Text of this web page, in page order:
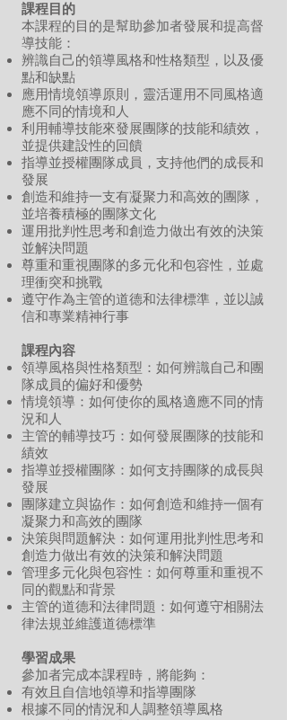
課程目的
本課程的目的是幫助參加者發展和提高督
導技能：
辨識自己的領導風格和性格類型，以及優
點和缺點
應用情境領導原則，靈活運用不同風格適
應不同的情境和人
利用輔導技能來發展團隊的技能和績效，
並提供建設性的回饋
指導並授權團隊成員，支持他們的成長和
發展
創造和維持一支有凝聚力和高效的團隊，
並培養積極的團隊文化
運用批判性思考和創造力做出有效的決策
並解決問題
尊重和重視團隊的多元化和包容性，並處
理衝突和挑戰
遵守作為主管的道德和法律標準，並以誠
信和專業精神行事
課程內容
領導風格與性格類型：如何辨識自己和團
隊成員的偏好和優勢
情境領導：如何使你的風格適應不同的情
況和人
主管的輔導技巧：如何發展團隊的技能和
績效
指導並授權團隊：如何支持團隊的成長與
發展
團隊建立與協作：如何創造和維持一個有
凝聚力和高效的團隊
決策與問題解決：如何運用批判性思考和
創造力做出有效的決策和解決問題
管理多元化與包容性：如何尊重和重視不
同的觀點和背景
主管的道德和法律問題：如何遵守相關法
律法規並維護道德標準
學習成果
參加者完成本課程時，將能夠：
有效且自信地領導和指導團隊
根據不同的情況和人調整領導風格